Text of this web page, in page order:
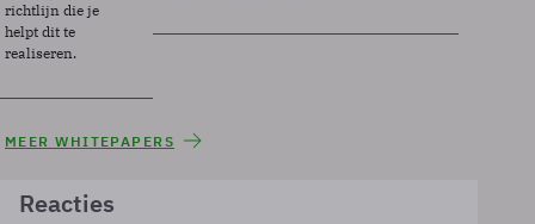
richtlijn die je
helpt dit te
realiseren.
MEER WHITEPAPERS
Reacties